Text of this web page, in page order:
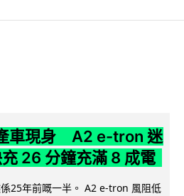
車現身 A2 e-tron 迷
26 分鐘充滿 8 成電
25年前嘅一半。 A2 e-tron 風阻低